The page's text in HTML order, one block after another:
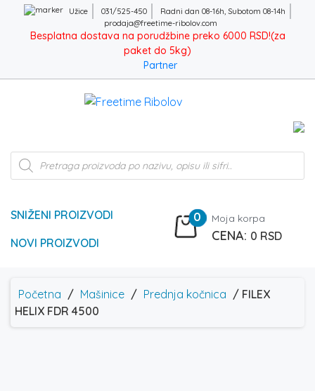
Užice 031/525-450
Radni dan 08-16h, Subotom 08-14h
prodaja@freetime-ribolov.com
Besplatna dostava na porudžbine preko 6000 RSD!(za
paket do 5kg)
Partner
Products
search
SNIŽENI PROIZVODI
NOVI PROIZVODI
0 Moja korpa
0 RSD
Početna / Mašinice / Prednja kočnica / FILEX
HELIX FDR 4500